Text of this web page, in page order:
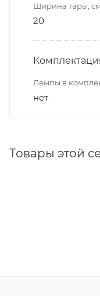
Ширина тары, см
20
Лампы в
нет
Товары этой